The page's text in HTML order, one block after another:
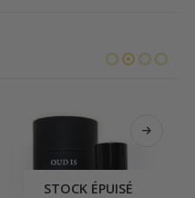
STOCK ÉPUISÉ